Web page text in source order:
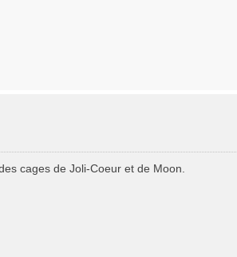
cages de Joli-Coeur et de Moon.